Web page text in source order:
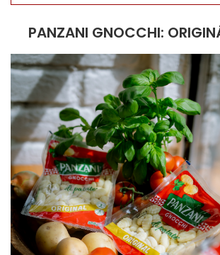
PANZANI GNOCCHI: